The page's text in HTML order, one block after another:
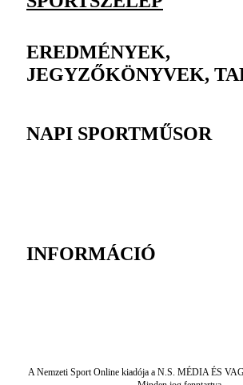
EREDMÉNYEK,
JEGYZŐKÖNYVEK,
NAPI SPORTMŰSOR
INFORMÁCIÓ
A Nemzeti Sport Online kiadója a N.S. MÉDIA ÉS